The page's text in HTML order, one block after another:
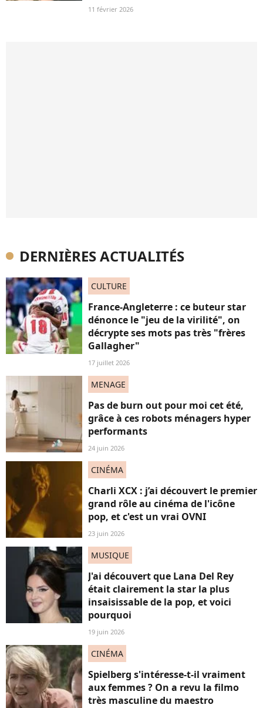
11 février 2026
DERNIÈRES ACTUALITÉS
CULTURE
France-Angleterre : ce buteur star
dénonce le "jeu de la virilité", on
décrypte ses mots pas très "frères
Gallagher"
17 juillet 2026
MENAGE
Pas de burn out pour moi cet été,
grâce à ces robots ménagers hyper
performants
24 juin 2026
CINÉMA
Charli XCX : j’ai découvert le premier
grand rôle au cinéma de l'icône
pop, et c'est un vrai OVNI
23 juin 2026
MUSIQUE
J'ai découvert que Lana Del Rey
était clairement la star la plus
insaisissable de la pop, et voici
pourquoi
19 juin 2026
CINÉMA
Spielberg s'intéresse-t-il vraiment
aux femmes ? On a revu la filmo
très masculine du maestro